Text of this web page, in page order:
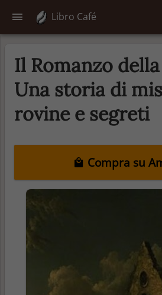
Libro Café
Il Romanzo
Una storia di
rovine e segreti
Compra su